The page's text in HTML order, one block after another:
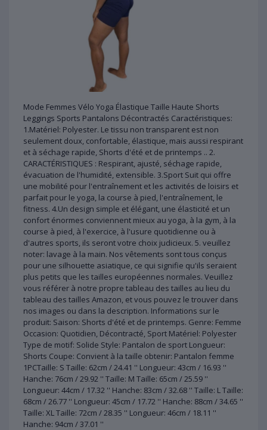
Mode Femmes Vélo Yoga Élastique Taille Haute Shorts
Leggings Sports Pantalons Décontractés Caractéristiques:
1.Matériel: Polyester. Le tissu non transparent est non
seulement doux, confortable, élastique, mais aussi respirant
et à séchage rapide, Shorts d'été et de printemps .. 2.
CARACTÉRISTIQUES : Respirant, ajusté, séchage rapide,
évacuation de l'humidité, extensible. 3.Sport Suit qui offre
une mobilité pour l'entraînement et les activités de loisirs et
parfait pour le yoga, la course à pied, l'entraînement, le
fitness. 4.Un design simple et élégant, une élasticité et un
confort énormes conviennent mieux au yoga, à la gym, à la
course à pied, à l'exercice, à l'usure quotidienne ou à
d'autres sports, ils seront votre choix judicieux. 5. veuillez
noter: lavage à la main. Nos vêtements sont tous conçus
pour une silhouette asiatique, ce qui signifie qu'ils seraient
plus petits que les tailles européennes normales. Veuillez
vous référer à notre propre tableau des tailles au lieu du
tableau des tailles Amazon, et vous pouvez le trouver dans
nos images ou dans la description. Informations sur le
produit: Saison: Shorts d'été et de printemps. Genre: Femme
Occasion: Quotidien, Décontracté, Sport Matériel: Polyester
Type de motif: Solide Style: Pantalon de sport Longueur:
Shorts Coupe: Convient à la taille obtenir: Pantalon femme
1PCTaille: S Taille: 62cm / 24.41 '' Longueur: 43cm / 16.93 ''
Hanche: 76cm / 29.92 '' Taille: M Taille: 65cm / 25.59 ''
Longueur: 44cm / 17.32 '' Hanche: 83cm / 32.68 '' Taille: L Taille:
68cm / 26.77 '' Longueur: 45cm / 17.72 '' Hanche: 88cm / 34.65 ''
Taille: XL Taille: 72cm / 28.35 '' Longueur: 46cm / 18.11 ''
Hanche: 94cm / 37.01 ''